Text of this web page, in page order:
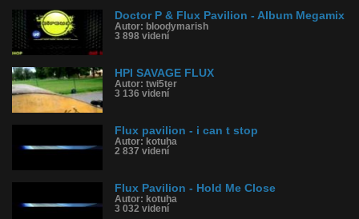
Doctor P & Flux Pavilion - Album Megamix
Autor: bloodymarish
3 898 videní
HPI SAVAGE FLUX
Autor: twi5ter
3 136 videní
Flux pavilion - i can t stop
Autor: kotuha
2 837 videní
Flux Pavilion - Hold Me Close
Autor: kotuha
3 032 videní